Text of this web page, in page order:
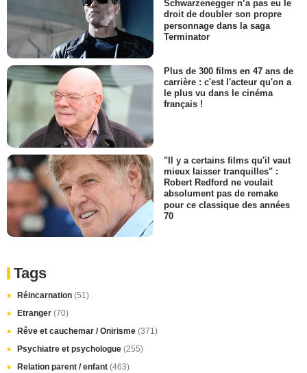
Schwarzenegger n’a pas eu le
droit de doubler son propre
personnage dans la saga
Terminator
Plus de 300 films en 47 ans de
carrière : c'est l'acteur qu'on a
le plus vu dans le cinéma
français !
"Il y a certains films qu'il vaut
mieux laisser tranquilles" :
Robert Redford ne voulait
absolument pas de remake
pour ce classique des années
70
Tags
Réincarnation (51)
Etranger (70)
Rêve et cauchemar / Onirisme (371)
Psychiatre et psychologue (255)
Relation parent / enfant (463)